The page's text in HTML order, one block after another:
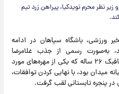
نظر محرم نویدکیا، پیراهن زرد تیم
ورزشی، باشگاه سپاهان در ادامه
به‌صورت رسمی از جذب غلامرضا
ثابت‌ایمانی رونمایی کرد. این هافبک ۲۶ ساله که یکی از مهره‌های مورد
میدان بود، با نهایی کردن توافقات،
پنجره تابستانی لقب گرفت.